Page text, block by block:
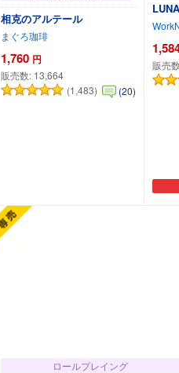
相克のアルテール
まぐろ珈琲
1,760 円
販売数: 13,664
(1,483)
(20)
LUNA
販売
ロールプレイング